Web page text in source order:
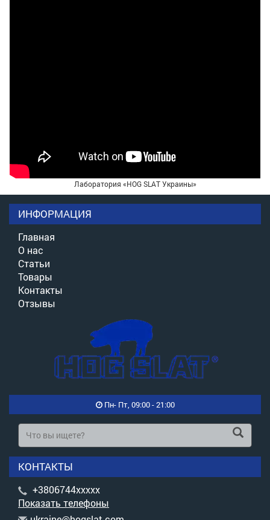
Лаборатория «HOG SLAT Украины»
ИНФОРМАЦИЯ
Главная
О нас
Статьи
Товары
Контакты
Отзывы
Пн- Пт, 09:00 - 21:00
КОНТАКТЫ
+3806744xxxxx
Показать телефоны